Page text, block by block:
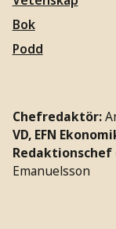
Bok
Podd
Chefredaktör:
VD, EFN
Emanuelsson